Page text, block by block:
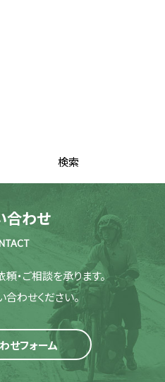
合わせ
・ご相談を承ります。
わせください。
せフォーム